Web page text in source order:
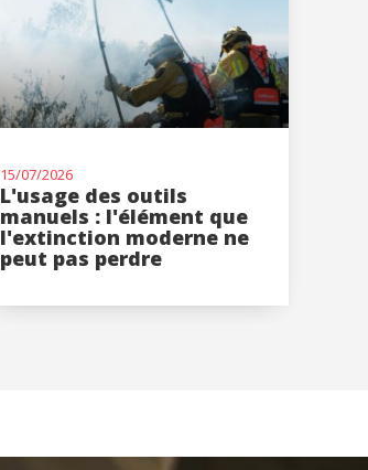
15/07/2026
L'usage des outils
manuels : l'élément que
l'extinction moderne ne
peut pas perdre